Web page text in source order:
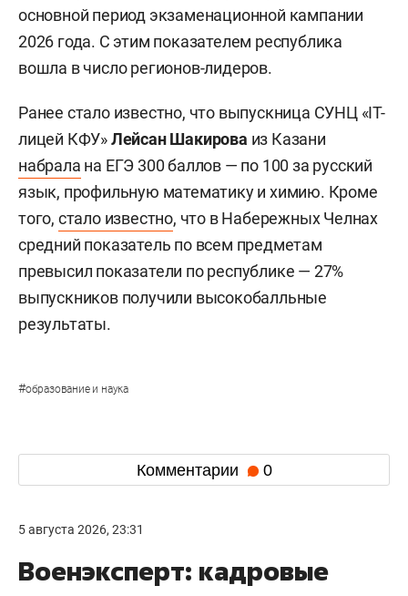
основной период экзаменационной кампании
2026 года. С этим показателем республика
вошла в число регионов-лидеров.
Ранее стало известно, что выпускница СУНЦ «IT-
лицей КФУ»Лейсан Шакирова из Казани
набрала на ЕГЭ 300 баллов — по 100 за русский
язык, профильную математику и химию. Кроме
того, стало известно, что в Набережных Челнах
средний показатель по всем предметам
превысил показатели по республике — 27%
выпускников получили высокобалльные
результаты.
#образование и наука
Комментарии 0
5 августа 2026, 23:31
Военэксперт: кадровые